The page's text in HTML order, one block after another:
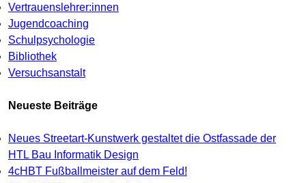
Vertrauenslehrer:innen
Jugendcoaching
Schulpsychologie
Bibliothek
Versuchsanstalt
Neueste Beiträge
Neues Streetart-Kunstwerk gestaltet die Ostfassade der
HTL Bau Informatik Design
4cHBT Fußballmeister auf dem Feld!